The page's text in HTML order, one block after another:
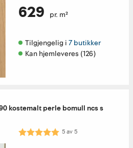
629 pr. m²
Tilgjengelig i 7 butikker
Kan hjemleveres (126)
kostemalt perle bomull ncs s
Karakter: 5.0 av 5 mulige
5av5